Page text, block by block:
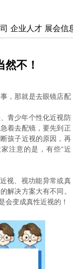
企业人才 展会信
不！
，那就是去眼镜店配
青少年个性化近视防
着去配镜，要先到正
孩子近视的原因，再
注意的是，有些“近
视、视功能异常或真
解决方案大有不同。
会变成真性近视的！